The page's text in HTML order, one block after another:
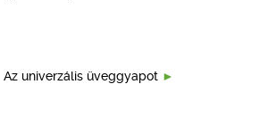
Az univerzális üveggyapot